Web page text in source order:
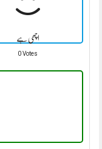
اچھی ہے
0 Votes